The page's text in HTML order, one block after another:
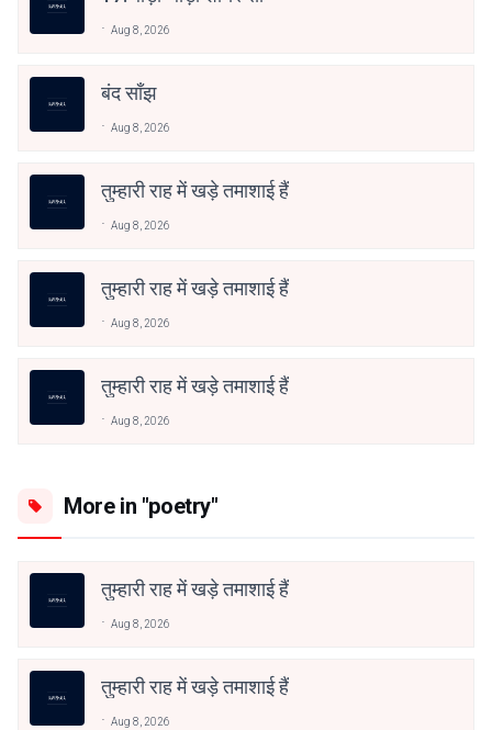
Aug 8, 2026
बंद साँझ
Aug 8, 2026
तुम्हारी राह में खड़े तमाशाई हैं
Aug 8, 2026
तुम्हारी राह में खड़े तमाशाई हैं
Aug 8, 2026
तुम्हारी राह में खड़े तमाशाई हैं
Aug 8, 2026
More in "poetry"
तुम्हारी राह में खड़े तमाशाई हैं
Aug 8, 2026
तुम्हारी राह में खड़े तमाशाई हैं
Aug 8, 2026